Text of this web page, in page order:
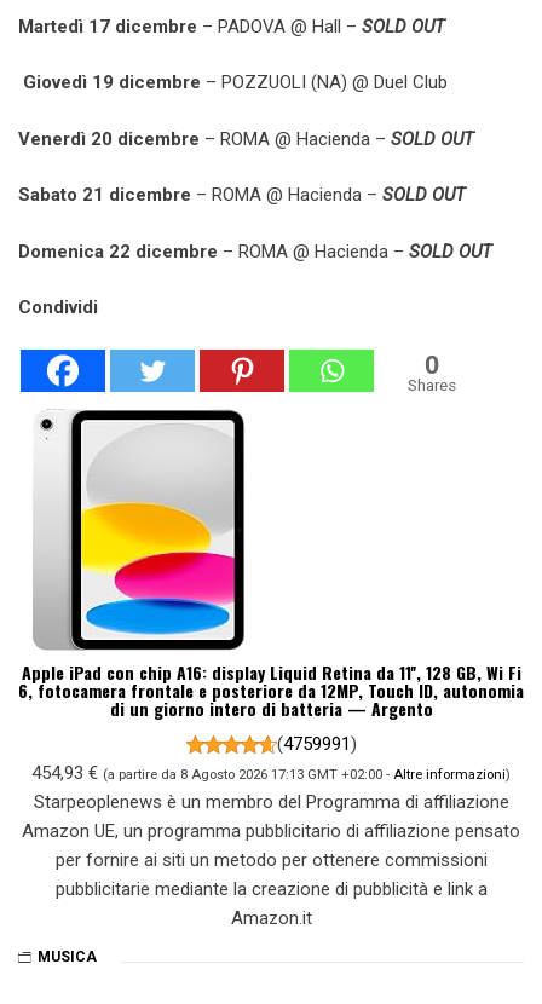
Martedì 17 dicembre – PADOVA @ Hall – SOLD OUT
Giovedì 19 dicembre – POZZUOLI (NA) @ Duel Club
Venerdì 20 dicembre – ROMA @ Hacienda – SOLD OUT
Sabato 21 dicembre – ROMA @ Hacienda – SOLD OUT
Domenica 22 dicembre – ROMA @ Hacienda – SOLD OUT
Condividi
0
Shares
Apple iPad con chip A16: display Liquid Retina da 11'', 128 GB, Wi Fi
6, fotocamera frontale e posteriore da 12MP, Touch ID, autonomia
di un giorno intero di batteria — Argento
(4759991)
454,93 € (a partire da 8 Agosto 2026 17:13 GMT +02:00 - Altre informazioni)
Starpeoplenews è un membro del Programma di affiliazione
Amazon UE, un programma pubblicitario di affiliazione pensato
per fornire ai siti un metodo per ottenere commissioni
pubblicitarie mediante la creazione di pubblicità e link a
Amazon.it
MUSICA